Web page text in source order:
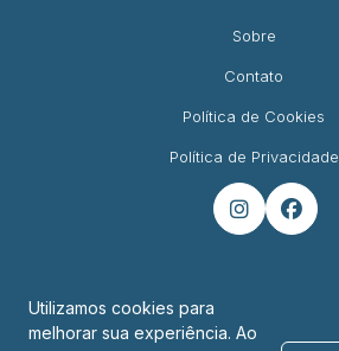
Sobre
Contato
Política de Cookies
Política de Privacidade
 
Endereço
Utilizamos cookies para
melhorar sua experiência. Ao